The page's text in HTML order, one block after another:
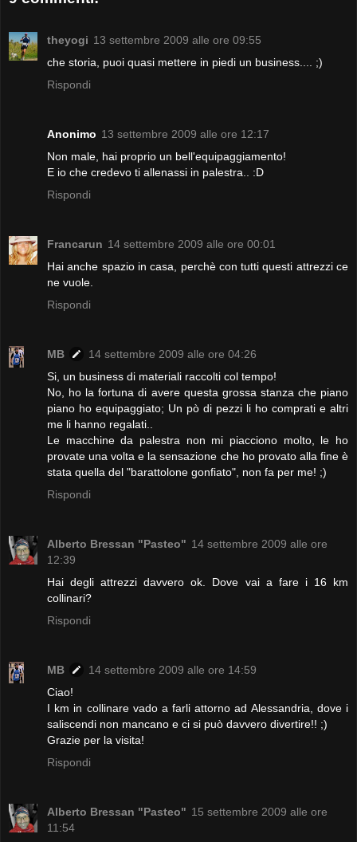
theyogi 13 settembre 2009 alle ore 09:55
che storia, puoi quasi mettere in piedi un business.... ;)
Rispondi
Anonimo 13 settembre 2009 alle ore 12:17
Non male, hai proprio un bell'equipaggiamento!
E io che credevo ti allenassi in palestra.. :D
Rispondi
Francarun 14 settembre 2009 alle ore 00:01
Hai anche spazio in casa, perchè con tutti questi attrezzi ce
ne vuole.
Rispondi
MB
14 settembre 2009 alle ore 04:26
Si, un business di materiali raccolti col tempo!
No, ho la fortuna di avere questa grossa stanza che piano
piano ho equipaggiato; Un pò di pezzi li ho comprati e altri
me li hanno regalati..
Le macchine da palestra non mi piacciono molto, le ho
provate una volta e la sensazione che ho provato alla fine è
stata quella del "barattolone gonfiato", non fa per me! ;)
Rispondi
Alberto Bressan "Pasteo" 14 settembre 2009 alle ore
12:39
Hai degli attrezzi davvero ok. Dove vai a fare i 16 km
collinari?
Rispondi
MB
14 settembre 2009 alle ore 14:59
Ciao!
I km in collinare vado a farli attorno ad Alessandria, dove i
saliscendi non mancano e ci si può davvero divertire!! ;)
Grazie per la visita!
Rispondi
Alberto Bressan "Pasteo" 15 settembre 2009 alle ore
11:54